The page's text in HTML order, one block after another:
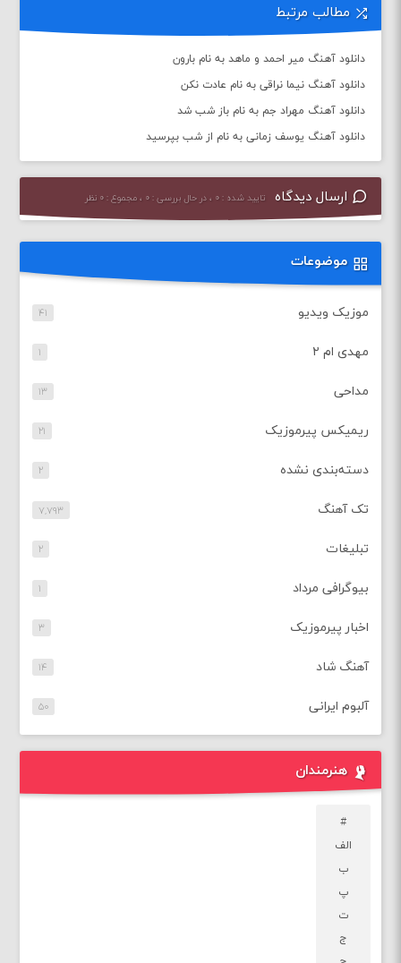
مطالب مرتبط
دانلود آهنگ میر احمد و ماهد به نام بارون
دانلود آهنگ نیما نراقی به نام عادت نکن
دانلود آهنگ مهراد جم به نام باز شب شد
دانلود آهنگ یوسف زمانی به نام از شب بپرسید
ارسال دیدگاه تایید شده : ۰ ، در حال بررسی : ۰ ، مجموع : ۰ نظر
موضوعات
موزیک ویدیو ۴۱
مهدی ام ۲ ۱
مداحی ۱۳
ریمیکس پیرموزیک ۲۱
دسته‌بندی نشده ۲
تک آهنگ ۷,۷۹۳
تبلیغات ۲
بیوگرافی مرداد ۱
اخبار پیرموزیک ۳
آهنگ شاد ۱۴
آلبوم ایرانی ۵۰
هنرمندان
#
الف
ب
پ
ت
ج